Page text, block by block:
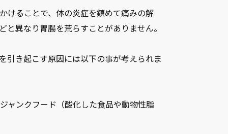
けることで、体の炎症を鎮めて痛みの解
異なり胃腸を荒らすことがありません。
引き起こす原因には以下の事が考えられま
ャンクフード（酸化した食品や動物性脂